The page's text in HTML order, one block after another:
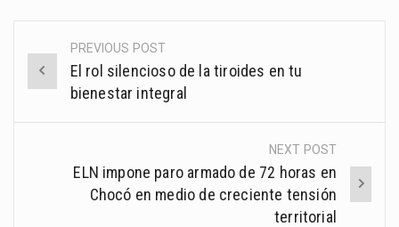
Post
navigation
PREVIOUS POST
El rol silencioso de la tiroides en tu
bienestar integral
NEXT POST
ELN impone paro armado de 72 horas en
Chocó en medio de creciente tensión
territorial